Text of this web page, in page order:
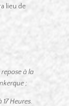
lieu de
repose à la
;
Heures.